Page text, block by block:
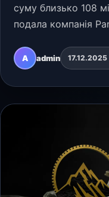
суму близько 108
подала компанія
прихильність
угоді зі
A admin 17.12.2025